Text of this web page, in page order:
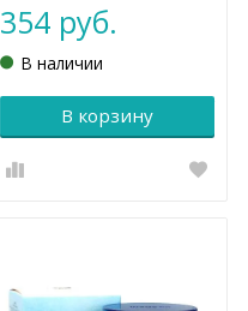
354 руб.
В наличии
В корзину